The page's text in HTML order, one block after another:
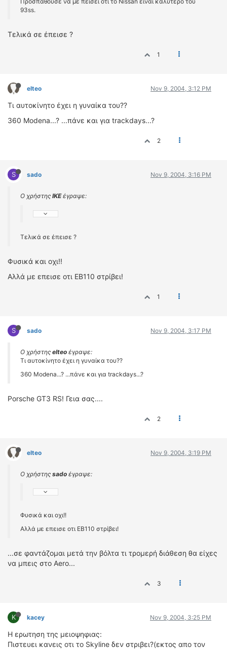
93ss.
Τελικά σε έπεισε ?
1
elteo Nov 9, 2004, 3:12 PM
Τι αυτοκίνητο έχει η γυναίκα του??
360 Μοdena...? ...πάνε και για trackdays...?
2
S sado Nov 9, 2004, 3:16 PM
Ο χρήστης IKEέγραψε:
Τελικά σε έπεισε ?
Φυσικά και οχι!!
Αλλά με επεισε οτι EB110 στρίβει!
1
S sado Nov 9, 2004, 3:17 PM
Ο χρήστης elteo έγραψε:
Τι αυτοκίνητο έχει η γυναίκα του??
360 Μοdena...? ...πάνε και για trackdays...?
Porsche GT3 RS! Γεια σας....
2
elteo Nov 9, 2004, 3:19 PM
Ο χρήστης sado έγραψε:
Φυσικά και οχι!!
Αλλά με επεισε οτι EB110 στρίβει!
...σε φαντάζομαι μετά την βόλτα τι τρομερή διάθεση θα είχες
να μπεις στο Αero...
3
K kacey Nov 9, 2004, 3:25 PM
Η ερωτηση της μειοψηφιας:
Πιστευει κανεις οτι το Skyline δεν στριβει?(εκτος απο τον